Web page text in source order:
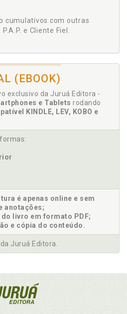
cumulativos com outras
e Cliente Fiel.
(EBOOK)
exclusivo da Juruá Editora -
e Tablets rodando
KINDLE, LEV, KOBO e
é apenas online e sem
anotações;
livro em formato PDF;
e cópia do conteúdo.
Juruá Editora.